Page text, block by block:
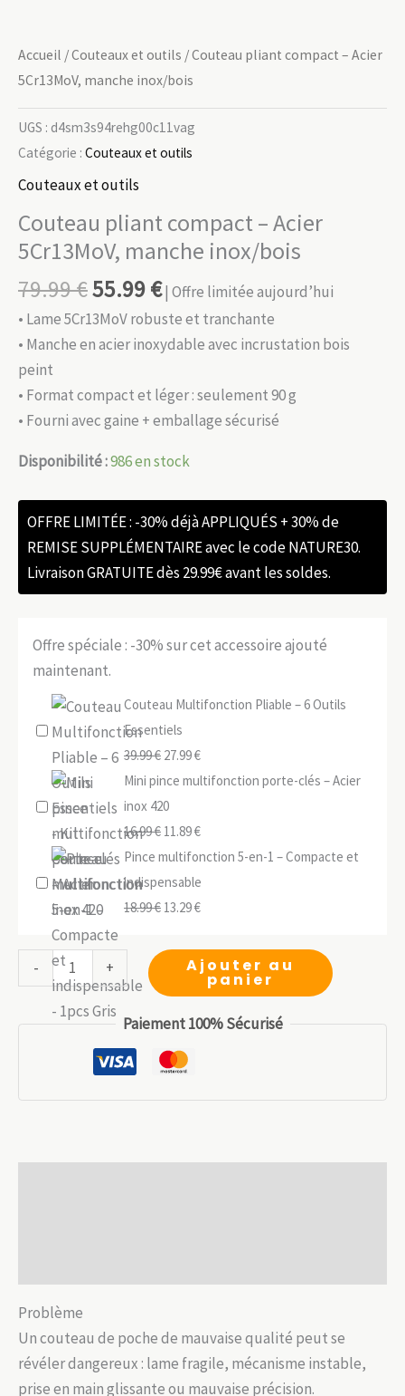
Accueil /Couteaux et outils / Couteau pliant compact – Acier
5Cr13MoV, manche inox/bois
UGS : d4sm3s94rehg00c11vag
Catégorie : Couteaux et outils
Couteaux et outils
Couteau pliant compact – Acier
5Cr13MoV, manche inox/bois
79.99€55.99€| Offre limitée aujourd’hui
• Lame 5Cr13MoV robuste et tranchante
• Manche en acier inoxydable avec incrustation bois
peint
• Format compact et léger : seulement 90 g
• Fourni avec gaine + emballage sécurisé
Disponibilité :986 en stock
OFFRE LIMITÉE : -30% déjà APPLIQUÉS + 30% de
REMISE SUPPLÉMENTAIRE avec le code NATURE30.
Livraison GRATUITE dès 29.99€ avant les soldes.
Offre spéciale : -30% sur cet accessoire ajouté
maintenant.
Couteau Multifonction Pliable – 6 Outils
Essentiels
39.99€ Le
prix
initial
était :
39.99 €.
27.99€Le
prix
est :
27.99 €.
Mini pince multifonction porte-clés – Acier
inox 420
16.99€ Le
prix
initial
était :
11.89€Le
prix
actuel
est :
Pince multifonction 5-en-1 – Compacte et
indispensable
18.99€ Le
initial
13.29€Le
actuel
est :
-
quantité
de
Couteau
manche
+ Ajouter au
panier
Paiement 100% Sécurisé
Problème
Un couteau de poche de mauvaise qualité peut se
révéler dangereux : lame fragile, mécanisme instable,
prise en main glissante ou mauvaise précision.